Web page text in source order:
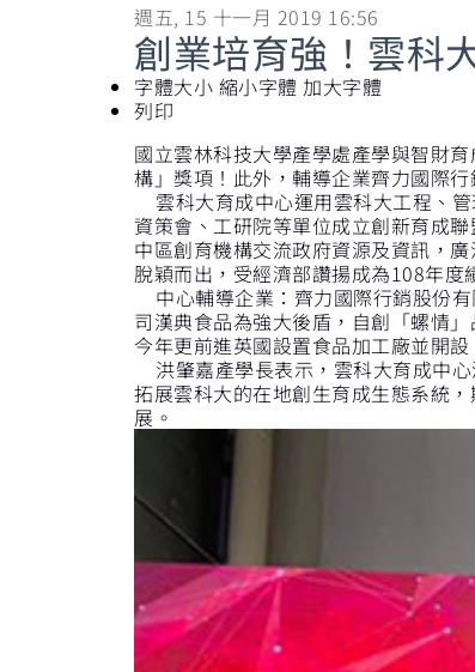
週五, 15 十一月 2019 16:56
創業培育強！雲科
字體大小 縮小字體 加大字體
列印
國立雲林科技大學產學處產學與智財
構」獎項！此外，輔導企業齊力國際
雲科大育成中心運用雲科大工程、
資策會、工研院等單位成立創新育成
中區創育機構交流政府資源及資訊，
脫穎而出，受經濟部讚揚成為108年度
中心輔導企業：齊力國際行銷股份
司漢典食品為強大後盾，自創「螺情
今年更前進英國設置食品加工廠並開
洪肇嘉產學長表示，雲科大育成中
拓展雲科大的在地創生育成生態系統
展。